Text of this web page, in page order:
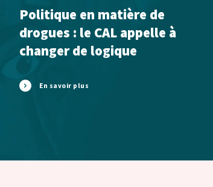
Politique en matière de
drogues : le CAL appelle à
changer de logique
En savoir plus